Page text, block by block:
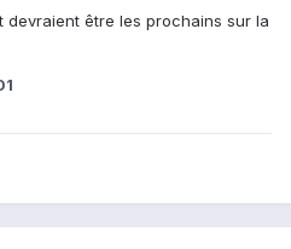
devraient être les prochains sur la